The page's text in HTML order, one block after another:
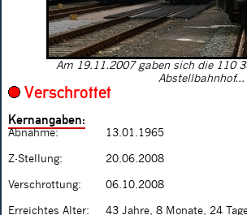
Am 19.11.2007 gaben sich die 110
Abstellbahnhof...
Verschrottet
Kernangaben:
Abnahme: 13.01.1965
Z-Stellung: 20.06.2008
Verschrottung: 06.10.2008
Erreichtes Alter: 43 Jahre, 8 Monate, 24